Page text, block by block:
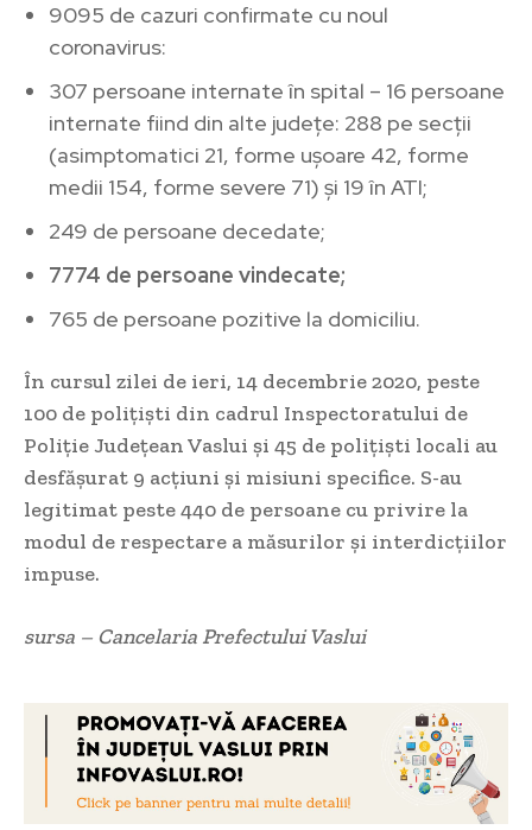
9095 de cazuri confirmate cu noul
coronavirus:
307 persoane internate în spital – 16 persoane
internate fiind din alte județe: 288 pe secții
(asimptomatici 21, forme ușoare 42, forme
medii 154, forme severe 71) și 19 în ATI;
249 de persoane decedate;
7774 de persoane vindecate;
765 de persoane pozitive la domiciliu.
În cursul zilei de ieri, 14 decembrie 2020, peste
100 de polițiști din cadrul Inspectoratului de
Poliție Județean Vaslui și 45 de polițiști locali au
desfășurat 9 acțiuni și misiuni specifice. S-au
legitimat peste 440 de persoane cu privire la
modul de respectare a măsurilor și interdicțiilor
impuse.
sursa – Cancelaria Prefectului Vaslui